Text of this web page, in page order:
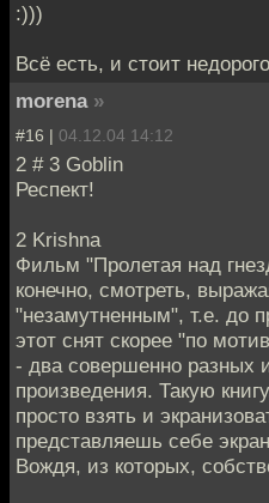
:)))
Всё есть, и стоит
morena »
#16 | 04.12.04 14:12
2 # 3 Goblin
Респект!
2 Krishna
Фильм "Пролетая над
конечно, смотреть,
"незамутненным", т.е. до
этот снят скорее "по
- два совершенно разных
произведения. Такую
просто взять и
представляешь себе
Вождя, из которых,